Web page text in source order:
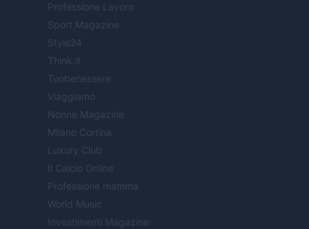
Professione Lavoro
Sport Magazine
Style24
Think.it
Tuobenessere
Viaggiamo
Nonne Magazine
Milano Cortina
Luxury Club
Il Calcio Online
Professione mamma
World Music
Investimenti Magazine